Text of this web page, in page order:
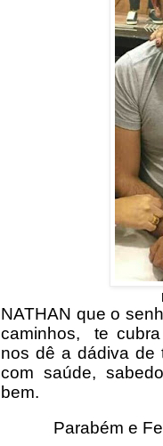
NATHAN que o
caminhos,
te
nos dê a dádiva de
com saúde,
bem.
Parabém e